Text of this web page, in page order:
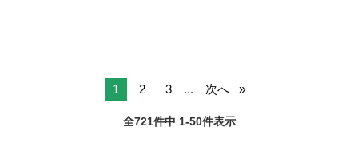
1 2 3 ... 次へ
全721件中 1-50件表示